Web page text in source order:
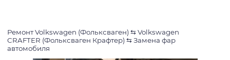
Ремонт Volkswagen (Фольксваген) ⇆ Volkswagen
CRAFTER (Фольксваген Крафтер) ⇆ Замена фар
автомобиля